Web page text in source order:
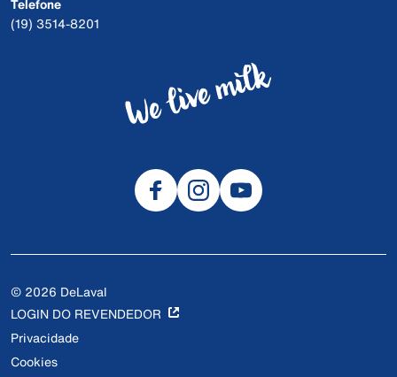
Telefone
(19) 3514-8201
© 2026 DeLaval
LOGIN DO REVENDEDOR
Privacidade
Cookies